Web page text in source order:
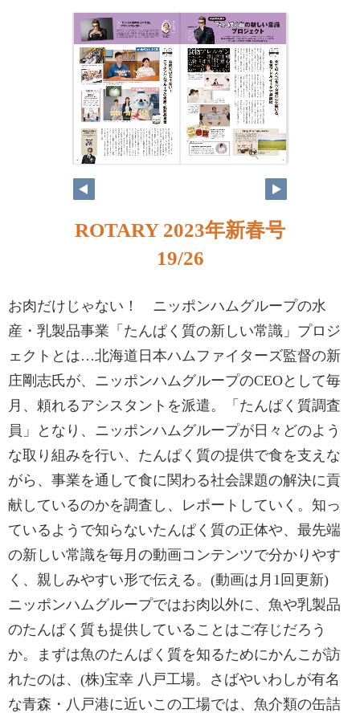
ROTARY 2023年新春号
19/26
お肉だけじゃない！ ニッポンハムグループの水
産・乳製品事業「たんぱく質の新しい常識」プロジ
ェクトとは…北海道日本ハムファイターズ監督の新
庄剛志氏が、ニッポンハムグループのCEOとして毎
月、頼れるアシスタントを派遣。「たんぱく質調査
員」となり、ニッポンハムグループが日々どのよう
な取り組みを行い、たんぱく質の提供で食を支えな
がら、事業を通して食に関わる社会課題の解決に貢
献しているのかを調査し、レポートしていく。知っ
ているようで知らないたんぱく質の正体や、最先端
の新しい常識を毎月の動画コンテンツで分かりやす
く、親しみやすい形で伝える。(動画は月1回更新)
ニッポンハムグループではお肉以外に、魚や乳製品
のたんぱく質も提供していることはご存じだろう
か。まずは魚のたんぱく質を知るためにかんこが訪
れたのは、(株)宝幸 八戸工場。さばやいわしが有名
な青森・八戸港に近いこの工場では、魚介類の缶詰